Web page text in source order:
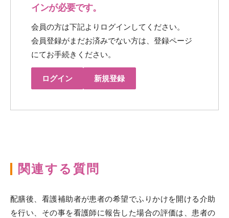
インが必要です。
会員の方は下記よりログインしてください。
会員登録がまだお済みでない方は、登録ページ
にてお手続きください。
ログイン 新規登録
関連する質問
配膳後、看護補助者が患者の希望でふりかけを開ける介助
を行い、その事を看護師に報告した場合の評価は、患者の